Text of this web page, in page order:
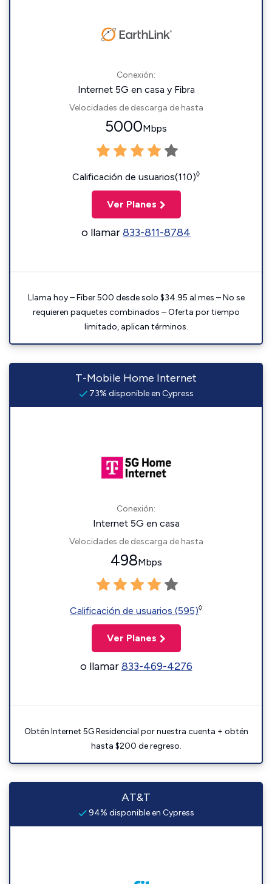
Conexión:
Internet 5G en casa y Fibra
Velocidades de descarga de hasta
5000Mbps
Calificación de usuarios(110)◊
Ver Planes
o llamar833-811-8784
Llama hoy – Fiber 500 desde solo $34.95 al mes – No se
requieren paquetes combinados – Oferta por tiempo
limitado, aplican términos.
T-Mobile Home Internet
73% disponible en Cypress
Conexión:
Internet 5G en casa
Velocidades de descarga de hasta
498Mbps
Calificación de usuarios (595)◊
Ver Planes
o llamar833-469-4276
Obtén Internet 5G Residencial por nuestra cuenta + obtén
hasta $200 de regreso.
AT&T
94% disponible en Cypress